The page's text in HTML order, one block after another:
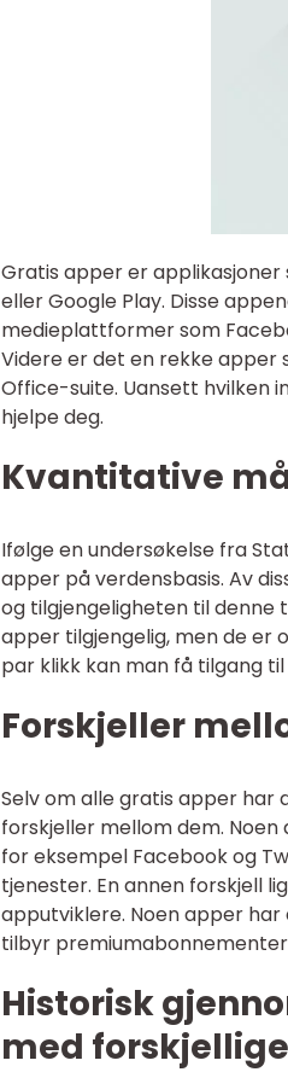
Gratis apper er
eller Google Play. Disse
medieplattformer som
Videre er det en rekke apper
Office-suite. Uansett hvilken
hjelpe deg.
Kvantitative
Ifølge en undersøkelse fra
apper på verdensbasis. Av
og tilgjengeligheten til denne
apper tilgjengelig, men de er
par klikk kan man få tilgang
Forskjeller
Selv om alle gratis apper har
forskjeller mellom dem.
for eksempel Facebook og
tjenester. En annen forskjell
apputviklere. Noen apper
tilbyr
Historisk
med